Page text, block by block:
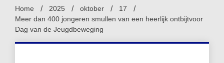
Home 2025 oktober
17
Meer dan 400 jongeren smullen van een heerlijk ontbijtvoor
Dag van de Jeugdbeweging